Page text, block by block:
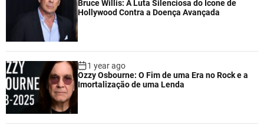
Bruce Willis: A Luta Silenciosa do Ícone de
Hollywood Contra a Doença Avançada
1 year ago
Ozzy Osbourne: O Fim de uma Era no Rock e a
Imortalização de uma Lenda